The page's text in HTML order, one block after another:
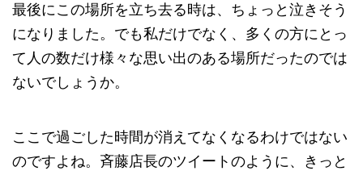
最後にこの場所を立ち去る時は、ちょっと泣きそう
になりました。でも私だけでなく、多くの方にとっ
て人の数だけ様々な思い出のある場所だったのでは
ないでしょうか。
ここで過ごした時間が消えてなくなるわけではない
のですよね。斉藤店長のツイートのように、きっと